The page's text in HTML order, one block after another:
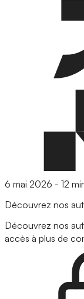
6 mai 2026 - 12
Découvrez nos
Découvrez nos
accès à plus de